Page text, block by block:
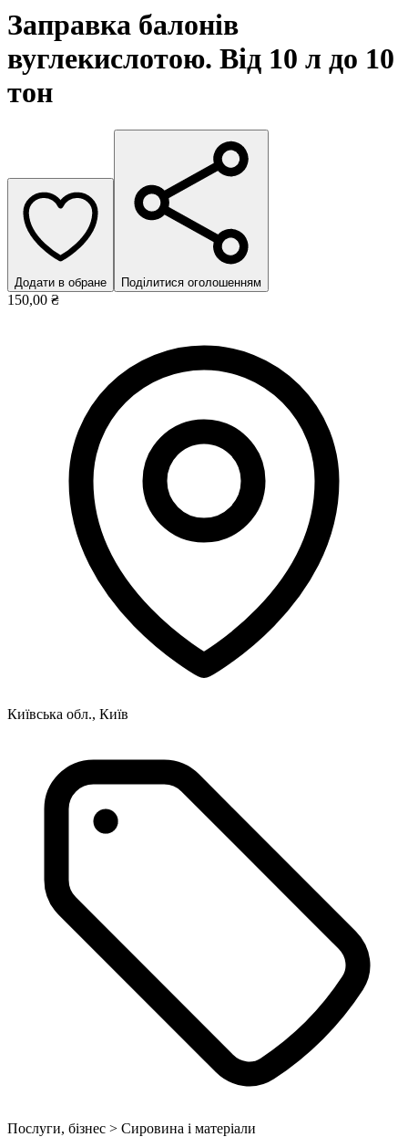
Заправка балонів
вуглекислотою. Від 10 л до 10
тон
Додати в обране Поділитися оголошенням
150,00 ₴
Київська обл., Київ
Послуги, бізнес > Сировина і матеріали